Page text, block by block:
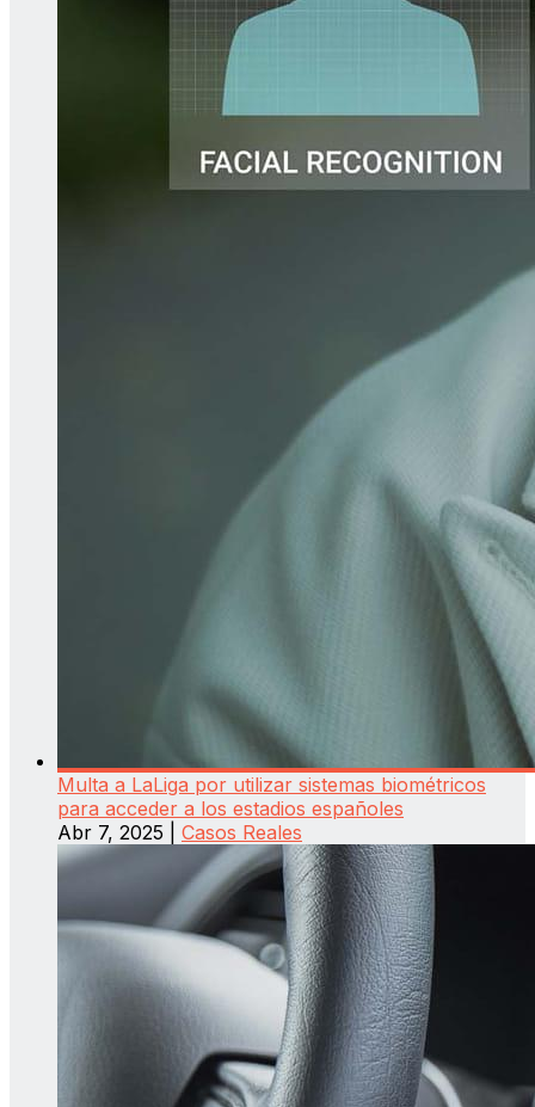
Multa a LaLiga por utilizar sistemas biométricos
para acceder a los estadios españoles
Abr 7, 2025
Casos Reales